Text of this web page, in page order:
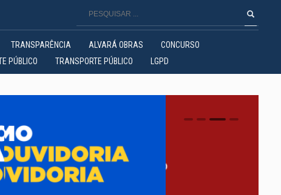
TRANSPARÊNCIA ALVARÁ OBRAS
CONCURSO
PÚBLICO TRANSPORTE PÚBLICO LGPD
0 1 2